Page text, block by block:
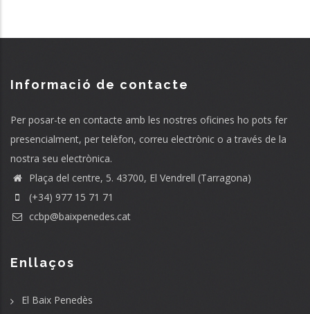
Informació de contacte
Per posar-te en contacte amb les nostres oficines ho pots fer
presencialment, per telèfon, correu electrònic o a través de la
nostra seu electrònica.
Plaça del centre, 5. 43700, El Vendrell (Tarragona)
(+34) 977 15 71 71
ccbp@baixpenedes.cat
Enllaços
El Baix Penedès